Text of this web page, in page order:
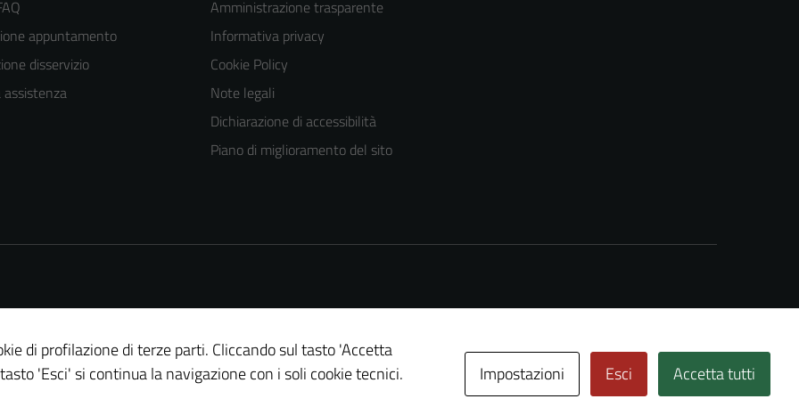
appuntamento
disservizio
assistenza
Amministrazione trasparente
Informativa privacy
Cookie Policy
Note legali
Dichiarazione di accessibilità
Piano di miglioramento del sito
di profilazione di terze parti. Cliccando sul tasto 'Accetta
'Esci' si continua la navigazione con i soli cookie tecnici.
Impostazioni Esci Accetta tutti